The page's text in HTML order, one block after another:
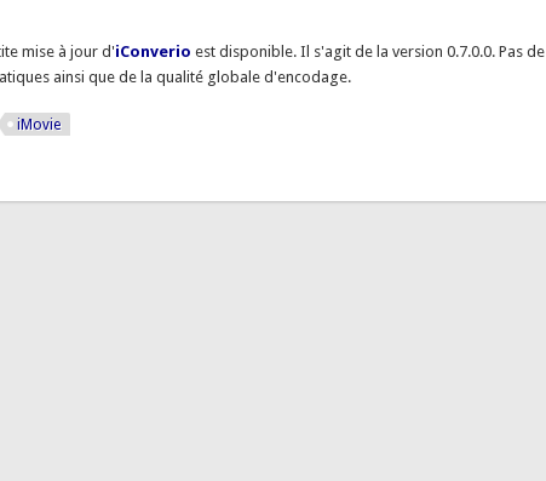
mise à jour d'iConverio est disponible. Il s'agit de la version 0.7.0.0. Pas de
ainsi que de la qualité globale d'encodage.
iMovie